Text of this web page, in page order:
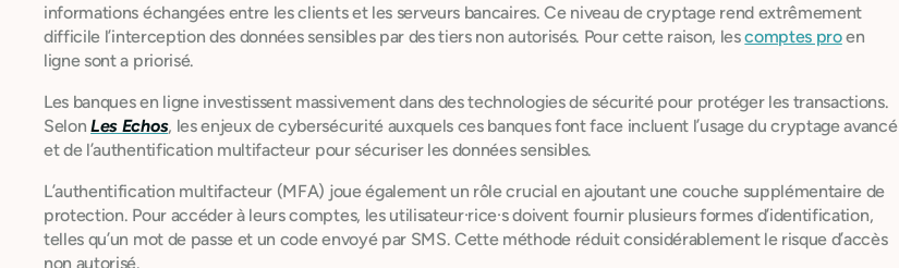
informations échangées entre les clients et les serveurs bancaires. Ce niveau de cryptage rend extrêmement
difficile l’interception des données sensibles par des tiers non autorisés. Pour cette raison, lescomptes proen
ligne sont a priorisé.
Les banques en ligne investissent massivement dans des technologies de sécurité pour protéger les transactions.
SelonLes Echos, les enjeux de cybersécurité auxquels ces banques font face incluent l’usage du cryptage avancé
et de l’authentification multifacteur pour sécuriser les données sensibles.
L’authentification multifacteur (MFA) joue également un rôle crucial en ajoutant une couche supplémentaire de
protection. Pour accéder à leurs comptes, les utilisateur·rice·s doivent fournir plusieurs formes d’identification,
telles qu’un mot de passe et un code envoyé par SMS. Cette méthode réduit considérablement le risque d’accès
non autorisé.